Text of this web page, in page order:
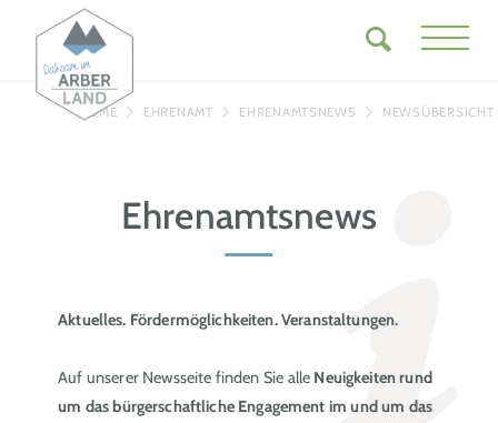
HOME EHRENAMT EHRENAMTSNEWS NEWSÜBERSICHT
Ehrenamtsnews
Aktuelles. Fördermöglichkeiten. Veranstaltungen.
Auf unserer Newsseite finden Sie alle Neuigkeiten rund
um das bürgerschaftliche Engagement im und um das